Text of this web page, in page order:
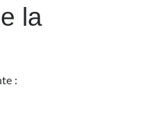
la
: